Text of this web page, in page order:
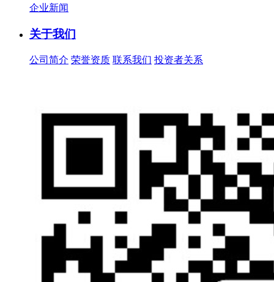
企业新闻
关于我们
公司简介 荣誉资质 联系我们 投资者关系